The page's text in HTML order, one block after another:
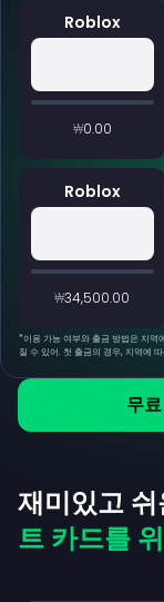
무
Roblox
₩0.00
Roblox
₩34,500.00
*이용 가능 여부와 출금 방법은 지역
질 수 있어. 첫 출금의 경우, 지역에
재미있고
트 카드를